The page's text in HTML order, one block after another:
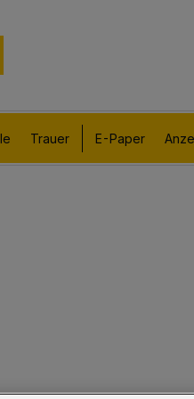
Trauer E-Paper